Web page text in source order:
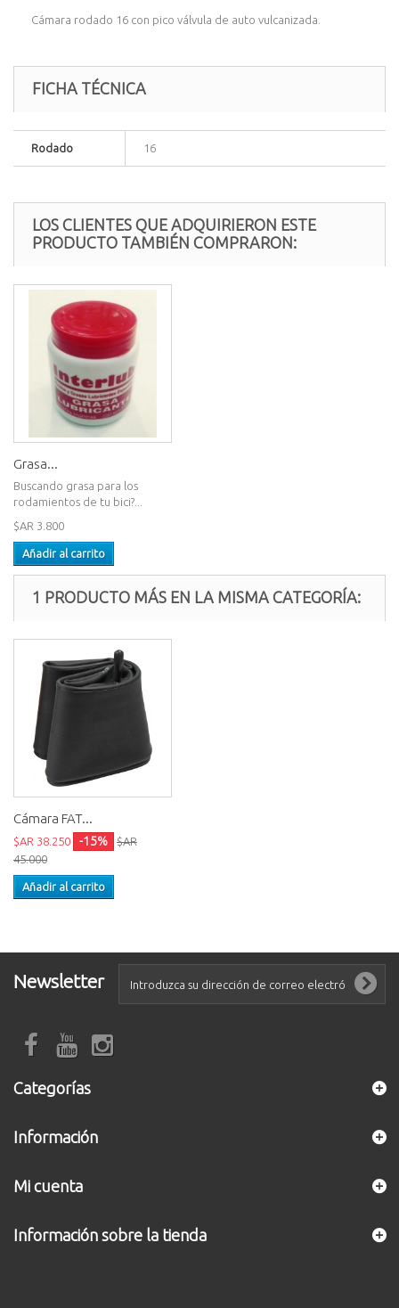
Cámara rodado 16 con pico válvula de auto vulcanizada.
FICHA TÉCNICA
Rodado 16
LOS CLIENTES QUE ADQUIRIERON ESTE
PRODUCTO TAMBIÉN COMPRARON:
Grasa...
Buscando grasa para los
rodamientos de tu bici?...
$AR 3.800
Añadir al carrito
1 PRODUCTO MÁS EN LA MISMA CATEGORÍA:
Cámara FAT...
$AR 38.250 -15%
$AR
45.000
Añadir al carrito
Newsletter
Categorías
Información
Mi cuenta
Información sobre la tienda